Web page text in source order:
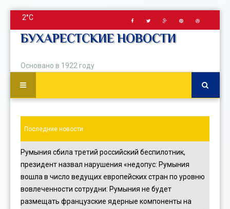
2°C
БУХАРЕСТСКИЕ НОВОСТИ
Основано в 1922 году
Последние новости
Румыния сбила третий российский беспилотник,
президент назвал нарушения «недопус: Румыния
вошла в число ведущих европейских стран по уровню
вовлеченности сотрудни: Румыния не будет
размещать французские ядерные компоненты на